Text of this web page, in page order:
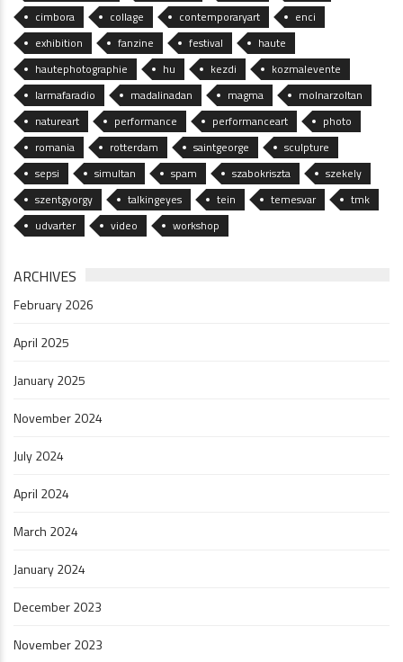
cimbora
collage contemporaryart
enci
exhibition
fanzine festival
haute
hautephotographie
hu kezdi
kozmalevente
larmafaradio
madalinadan magma
molnarzoltan
natureart
performance performanceart
photo
romania
rotterdam saintgeorge
sculpture
sepsi
simultan spam szabokriszta
szekely
szentgyorgy
talkingeyes tein temesvar
tmk
udvarter
video workshop
ARCHIVES
February 2026
April 2025
January 2025
November 2024
July 2024
April 2024
March 2024
January 2024
December 2023
November 2023